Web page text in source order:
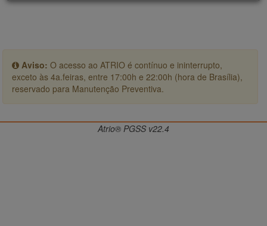
Aviso: O acesso ao ATRIO é contínuo e ininterrupto,
exceto às 4a.feiras, entre 17:00h e 22:00h (hora de Brasília),
reservado para Manutenção Preventiva.
Atrio® PGSS v22.4